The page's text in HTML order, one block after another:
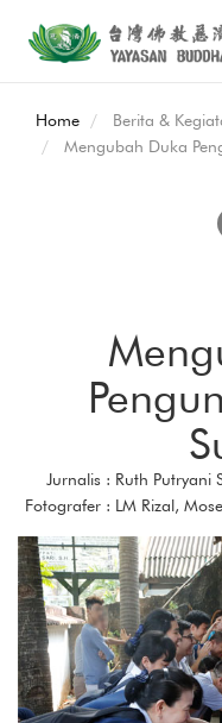
Home Berita &
Mengubah Duka
Jurnalis : Ruth Putryani
Fotografer : LM Rizal,